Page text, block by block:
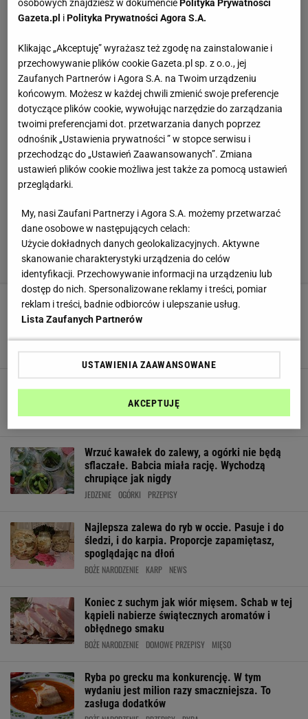
Ta zalewa najbardziej pasuje do grzybów.
Zrobiłam kilka słoików i musiałam dorobić
więcej
GRZYBY GRZYBY JADALNE PRZEPISY
zdradziła restauratorka Ewa Wachowicz
Wrzuć kawałek do zalewy, a ogórki nie będą
sflaczałe. Babcia miała rację. Wychodzą
chrupiące jak nigdy
JEDZENIE OGÓRKI PRZEPISY
Najlepsza zalewa do ryb w occie. Pasuje i do
śledzi, i do karpia. Proporcje zapamiętasz,
spoglądając na dłoń
BOŻE NARODZENIE KARP NEWS
Koniec z suchym jak wiór mięsem. Schab w tej
kąpieli nabierze świątecznych aromatów i
obłędnego smaku
BOŻE NARODZENIE DOMOWE PRZEPISY MIĘSO
Ryba po grecku ma konkurencję. W tym
wydaniu jest milion razy smaczniejsza. To
zasługa dodatków
osobowych znajdziesz w dokumenciePolityka Prywatności
Gazeta.pl iPolityka Prywatności Agora S.A.
Klikając „Akceptuję” wyrażasz też zgodę na zainstalowanie i
przechowywanie plików cookie Gazeta.pl sp. z o.o., jej
Zaufanych Partnerów i Agora S.A. na Twoim urządzeniu
końcowym. Możesz w każdej chwili zmienić swoje preferencje
dotyczące plików cookie, wywołując narzędzie do zarządzania
twoimi preferencjami dot. przetwarzania danych poprzez
odnośnik „Ustawienia prywatności ” w stopce serwisu i
przechodząc do „Ustawień Zaawansowanych”. Zmiana
ustawień plików cookie możliwa jest także za pomocą ustawień
przeglądarki.
My, nasi Zaufani Partnerzy i Agora S.A. możemy przetwarzać
dane osobowe w następujących celach:
Użycie dokładnych danych geolokalizacyjnych. Aktywne
skanowanie charakterystyki urządzenia do celów
identyfikacji. Przechowywanie informacji na urządzeniu lub
dostęp do nich. Spersonalizowane reklamy i treści, pomiar
reklam i treści, badnie odbiorców i ulepszanie usług.
Lista Zaufanych Partnerów
USTAWIENIA ZAAWANSOWANE
AKCEPTUJĘ